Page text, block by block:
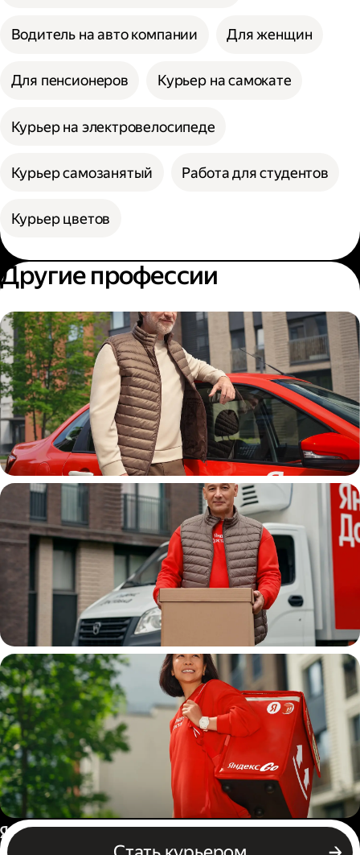
Водитель на авто компании Для женщин
Для пенсионеров Курьер на самокате
Курьер на электровелосипеде
Курьер самозанятый Работа для студентов
Курьер цветов
Другие профессии
Автокурьер
Водитель
грузовой машины
Пеший курьер Россия